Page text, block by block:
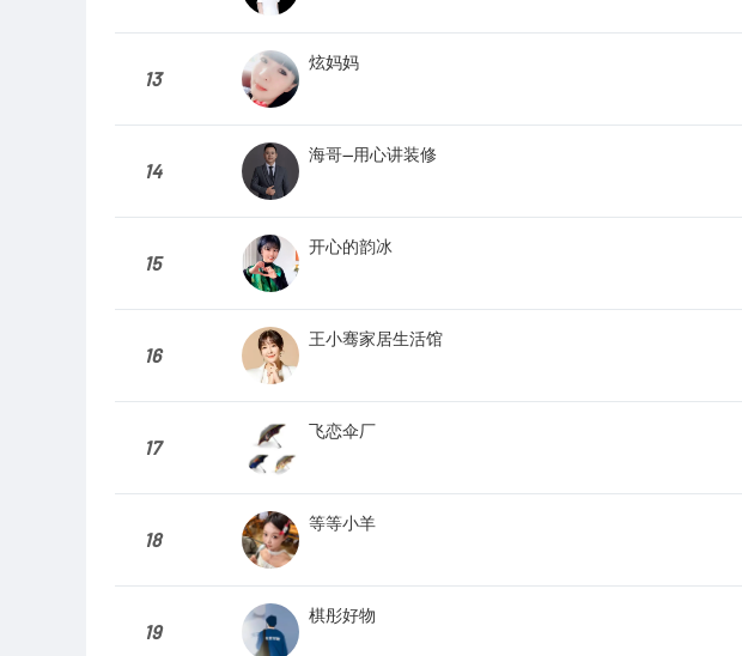
13
炫妈妈
14
海哥—用心讲装修
15
开心的韵冰
16
王小骞家居生活馆
17
飞恋伞厂
18
等等小羊
19
棋彤好物